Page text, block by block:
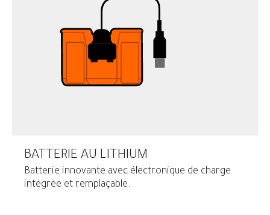
BATTERIE AU LITHIUM
Batterie innovante avec électronique de charge
intégrée et remplaçable.